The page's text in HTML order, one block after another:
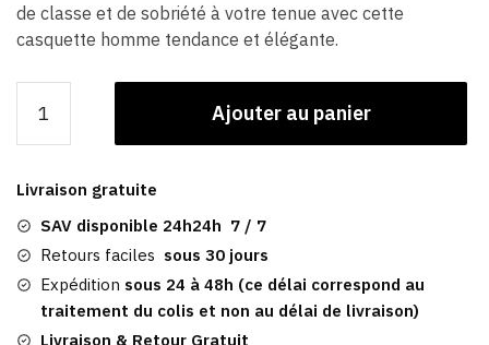
de classe et de sobriété à votre tenue avec cette
casquette homme tendance et élégante.
Casquette
Foncé​
|
Sald
Ajouter au panier
Livraison gratuite
SAV disponible 24h24h 7 / 7
Retours faciles sous 30 jours
Expédition sous 24 à 48h (ce délai correspond au
traitement du colis et non au délai de livraison)
Livraison & Retour Gratuit